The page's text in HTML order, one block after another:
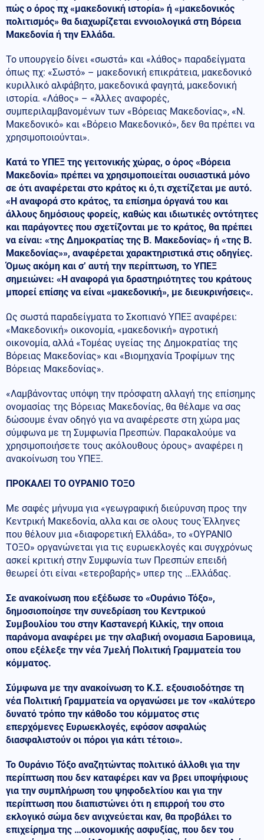
πώς ο όρος πχ «μακεδονική ιστορία» ή «μακεδονικός
πολιτισμός» θα διαχωρίζεται εννοιολογικά στη Βόρεια
Μακεδονία ή την Ελλάδα.
Το υπουργείο δίνει «σωστά» και «λάθος» παραδείγματα
όπως πχ: «Σωστό» – μακεδονική επικράτεια, μακεδονικό
κυριλλικό αλφάβητο, μακεδονικά φαγητά, μακεδονική
ιστορία. «Λάθος» – «Άλλες αναφορές,
συμπεριλαμβανομένων των «Βόρειας Μακεδονίας», «Ν.
Μακεδονικό» και «Βόρειο Μακεδονικό», δεν θα πρέπει να
χρησιμοποιούνται».
Κατά το ΥΠΕΞ της γειτονικής χώρας, ο όρος «Βόρεια
Μακεδονία» πρέπει να χρησιμοποιείται ουσιαστικά μόνο
σε ότι αναφέρεται στο κράτος κι ό,τι σχετίζεται με αυτό.
«Η αναφορά στο κράτος, τα επίσημα όργανά του και
άλλους δημόσιους φορείς, καθώς και ιδιωτικές οντότητες
και παράγοντες που σχετίζονται με το κράτος, θα πρέπει
να είναι: «της Δημοκρατίας της Β. Μακεδονίας» ή «της Β.
Μακεδονίας»», αναφέρεται χαρακτηριστικά στις οδηγίες.
Όμως ακόμη και σ’ αυτή την περίπτωση, το ΥΠΕΞ
σημειώνει: «Η αναφορά για δραστηριότητες του κράτους
μπορεί επίσης να είναι «μακεδονική», με διευκρινήσεις«.
Ως σωστά παραδείγματα το Σκοπιανό ΥΠΕΞ αναφέρει:
«Μακεδονική» οικονομία, «μακεδονική» αγροτική
οικονομία, αλλά «Τομέας υγείας της Δημοκρατίας της
Βόρειας Μακεδονίας» και «Βιομηχανία Τροφίμων της
Βόρειας Μακεδονίας».
«Λαμβάνοντας υπόψη την πρόσφατη αλλαγή της επίσημης
ονομασίας της Βόρειας Μακεδονίας, θα θέλαμε να σας
δώσουμε έναν οδηγό για να αναφέρεστε στη χώρα μας
σύμφωνα με τη Συμφωνία Πρεσπών. Παρακαλούμε να
χρησιμοποιήσετε τους ακόλουθους όρους» αναφέρει η
ανακοίνωση του ΥΠΕΞ.
ΠΡΟΚΑΛΕΙ ΤΟ ΟΥΡΑΝΙΟ ΤΟΞΟ
Με σαφές μήνυμα για «γεωγραφική διεύρυνση προς την
Κεντρική Μακεδονία, αλλα και σε ολους τους Έλληνες
που θέλουν μια «διαφορετική Ελλάδα», το «ΟΥΡΑΝΙΟ
ΤΟΞΟ» οργανώνεται για τις ευρωεκλογές και συγχρόνως
ασκεί κριτική στην Συμφωνία των Πρεσπών επειδή
θεωρεί ότι είναι «ετεροβαρής» υπερ της …Ελλάδας.
Σε ανακοίνωση που εξέδωσε το «Ουράνιο Τόξο»,
δημοσιοποίησε την συνεδρίαση του Κεντρικού
Συμβουλίου του στην Καστανερή Κιλκίς, την οποια
παράνομα αναφέρει με την σλαβική ονομασια Баровица,
οπου εξέλεξε την νέα 7μελή Πολιτική Γραμματεία του
κόμματος.
Σύμφωνα με την ανακοίνωση το Κ.Σ. εξουσιοδότησε τη
νέα Πολιτική Γραμματεία να οργανώσει με τον «καλύτερο
δυνατό τρόπο την κάθοδο του κόμματος στις
επερχόμενες Ευρωεκλογές, εφόσον ασφαλώς
διασφαλιστούν οι πόροι για κάτι τέτοιο».
Το Ουράνιο Τόξο αναζητώντας πολιτικό άλλοθι για την
περίπτωση που δεν καταφέρει καν να βρει υποψήφιους
για την συμπλήρωση του ψηφοδελτίου και για την
περίπτωση που διαπιστώνει ότι η επιρροή του στο
εκλογικό σώμα δεν ανιχνεύεται καν, θα προβάλει το
επιχείρημα της …οικονομικής ασφυξίας, που δεν του